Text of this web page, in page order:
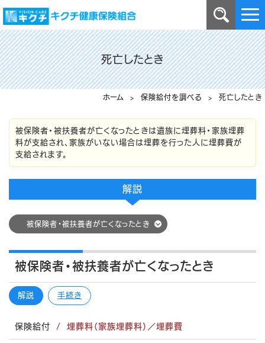
ホーム > 保険給付を調べる > 死亡したとき
死亡したとき
被保険者・被扶養者が亡くなったときは遺族に埋葬料・家族埋葬
料が支給され、家族がいない場合は埋葬を行った人に埋葬費が
支給されます。
解説
被保険者・被扶養者が亡くなったとき
被保険者・被扶養者が亡くなったとき
解説 手続き
保険給付 埋葬料（家族埋葬料）／埋葬費